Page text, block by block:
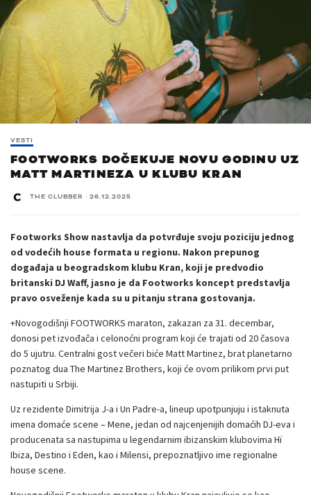
VESTI
FOOTWORKS DOČEKUJE NOVU GODINU UZ
MATT MARTINEZA U KLUBU KRAN
THE CLUBBER · 26.12.2025
Footworks Show nastavlja da potvrđuje svoju poziciju jednog
od vodećih house formata u regionu. Nakon prepunog
događaja u beogradskom klubu Kran, koji je predvodio
britanski DJ Waff, jasno je da Footworks koncept predstavlja
pravo osveženje kada su u pitanju strana gostovanja.
+Novogodišnji FOOTWORKS maraton, zakazan za 31. decembar,
donosi pet izvođača i celonoćni program koji će trajati od 20 časova
do 5 ujutru. Centralni gost večeri biće Matt Martinez, brat planetarno
poznatog dua The Martinez Brothers, koji će ovom prilikom prvi put
nastupiti u Srbiji.
Uz rezidente Dimitrija J-a i Un Padre-a, lineup upotpunjuju i istaknuta
imena domaće scene – Mene, jedan od najcenjenijih domaćih DJ-eva i
producenata sa nastupima u legendarnim ibizanskim klubovima Hï
Ibiza, Destino i Eden, kao i Milensi, prepoznatljivo ime regionalne
house scene.